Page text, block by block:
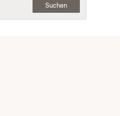
Suchen